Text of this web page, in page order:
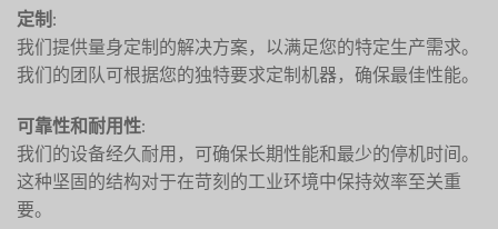
定制 :
我们提供量身定制的解决方案，以满足您的特定生产需求。
我们的团队可根据您的独特要求定制机器，确保最佳性能。
可靠性和耐用性:
我们的设备经久耐用，可确保长期性能和最少的停机时间。
这种坚固的结构对于在苛刻的工业环境中保持效率至关重
要。